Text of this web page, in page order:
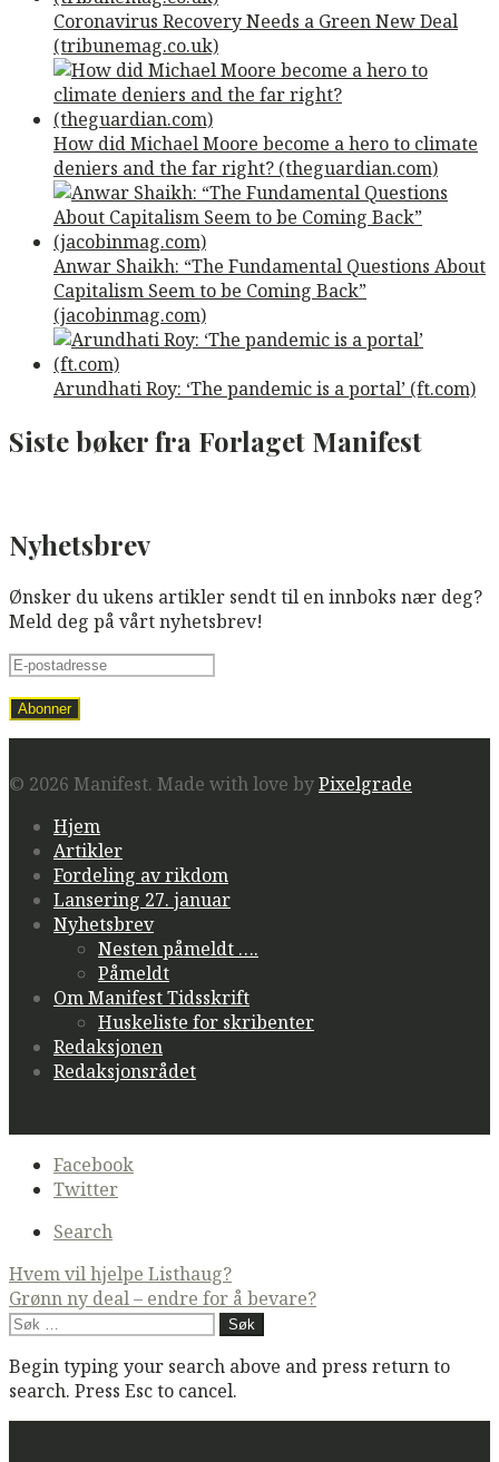
Coronavirus Recovery Needs a Green New Deal
(tribunemag.co.uk)
How did Michael Moore become a hero to climate
deniers and the far right? (theguardian.com)
Anwar Shaikh: “The Fundamental Questions About
Capitalism Seem to be Coming Back”
(jacobinmag.com)
Arundhati Roy: ‘The pandemic is a portal’ (ft.com)
Siste bøker fra Forlaget Manifest
Nyhetsbrev
Ønsker du ukens artikler sendt til en innboks nær deg?
Meld deg på vårt nyhetsbrev!
© 2026 Manifest. Made with love byPixelgrade
Hjem
Artikler
Fordeling av rikdom
Lansering 27. januar
Nyhetsbrev
Nesten påmeldt ….
Påmeldt
Om Manifest Tidsskrift
Huskeliste for skribenter
Redaksjonen
Redaksjonsrådet
Secondary
navigation
Facebook
Twitter
Search
Post
navigation
Hvem vil hjelpe Listhaug?
Grønn ny deal – endre for å bevare?
Søk
Begin typing your search above and press return to
search. Press Esc to cancel.